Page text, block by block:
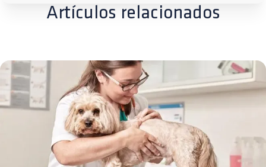
Artículos relacionados